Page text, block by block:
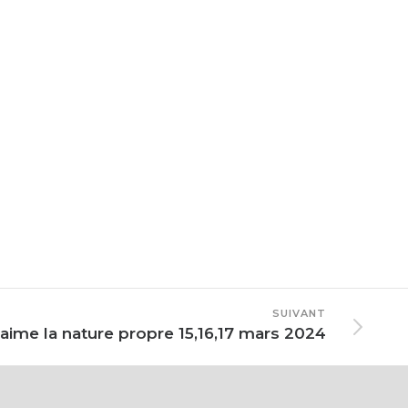
SUIVANT
la nature propre 15,16,17 mars 2024